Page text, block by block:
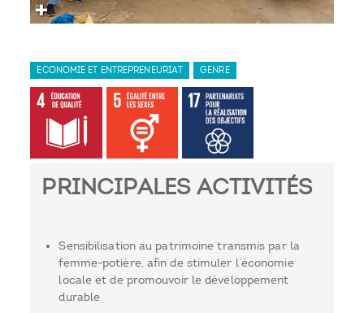
ECONOMIE ET ENTREPRENEURIAT GENRE
PRINCIPALES ACTIVITÉS
Sensibilisation au patrimoine transmis par la
femme-potière, afin de stimuler l’économie
locale et de promouvoir le développement
durable